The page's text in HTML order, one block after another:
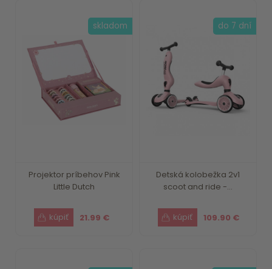
Projektor príbehov Pink
Little Dutch
21.99 €
skladom
Detská kolobežka 2v1
scoot and ride -...
109.90 €
do 7 dní